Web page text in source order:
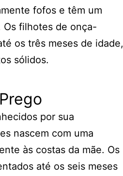
fofos e têm um
filhotes de onça-
os três meses de idade,
sólidos.
por sua
nascem com uma
às costas da mãe. Os
até os seis meses